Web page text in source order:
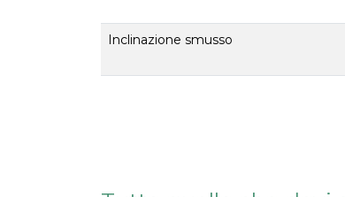
Inclinazione smusso